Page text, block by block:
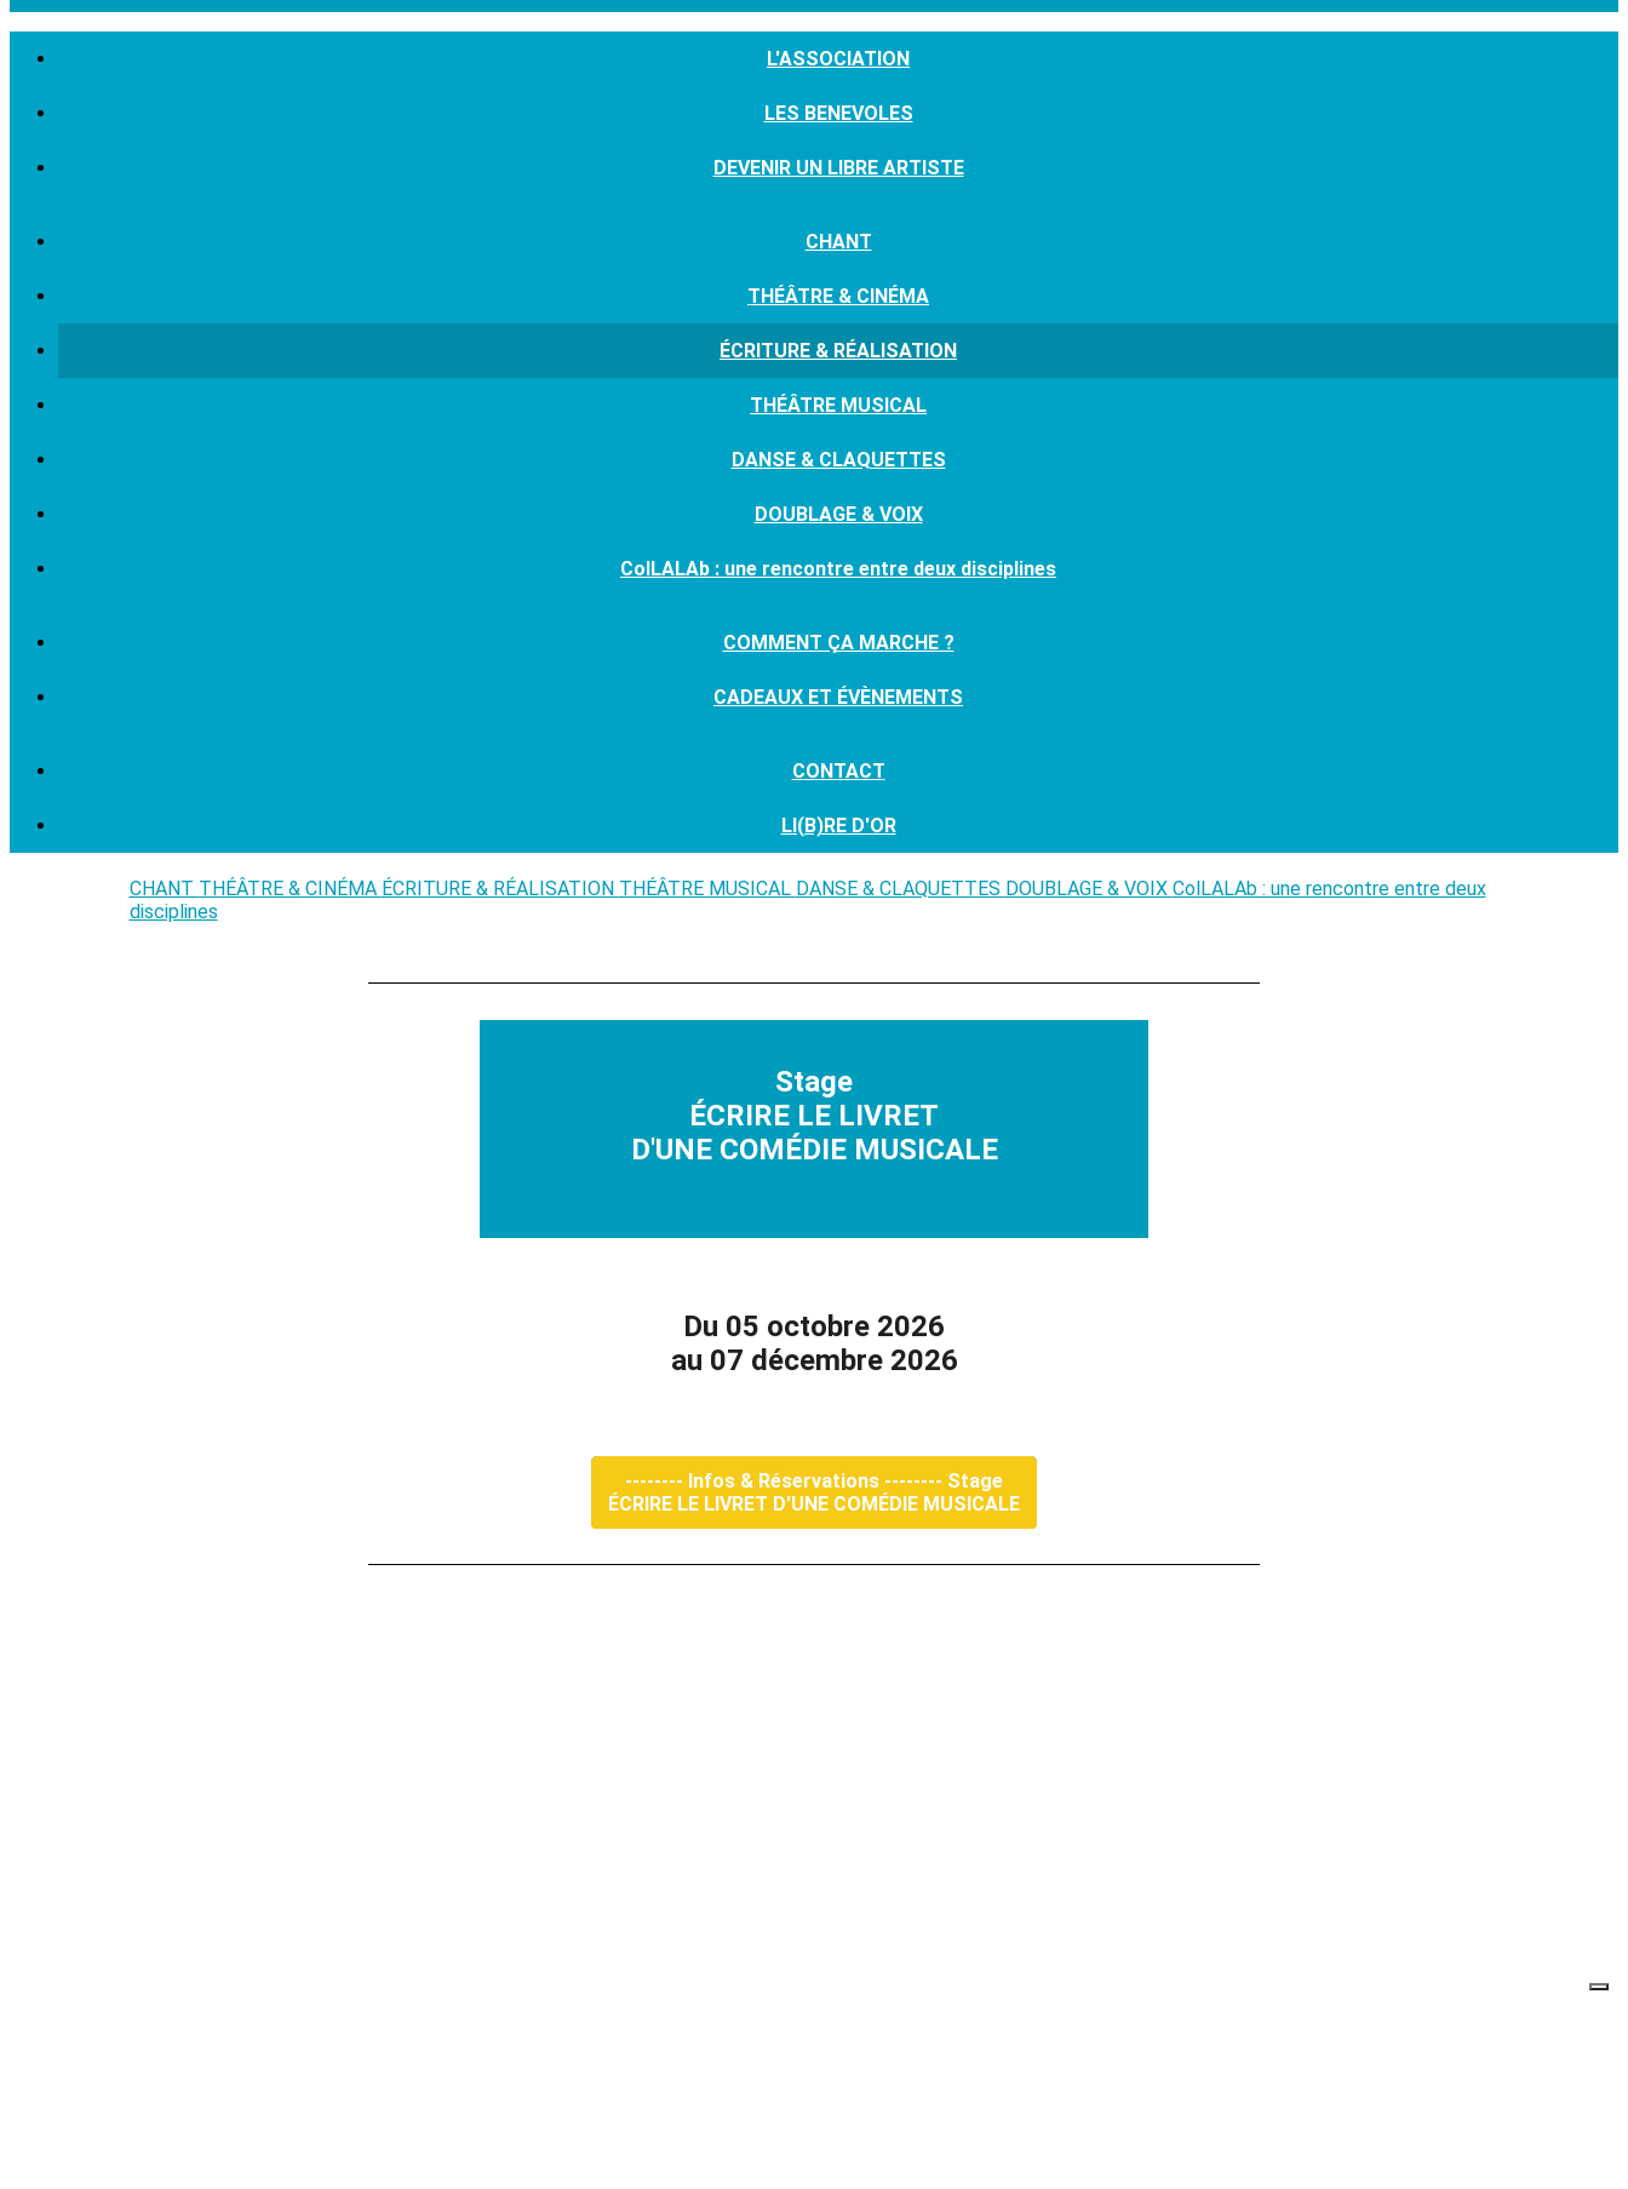
L'ASSOCIATION
LES BENEVOLES
DEVENIR UN LIBRE ARTISTE
CHANT
THÉÂTRE & CINÉMA
ÉCRITURE & RÉALISATION
THÉÂTRE MUSICAL
DANSE & CLAQUETTES
DOUBLAGE & VOIX
ColLALAb : une rencontre entre deux disciplines
COMMENT ÇA MARCHE ?
CADEAUX ET ÉVÈNEMENTS
CONTACT
LI(B)RE D'OR
CHANT THÉÂTRE & CINÉMA ÉCRITURE & RÉALISATION THÉÂTRE MUSICAL DANSE & CLAQUETTES DOUBLAGE & VOIX ColLALAb : une rencontre entre deux
disciplines
Stage
ÉCRIRE LE LIVRET
D'UNE COMÉDIE MUSICALE
Du 05 octobre 2026
au 07 décembre 2026
-------- Infos & Réservations -------- Stage
ÉCRIRE LE LIVRET D'UNE COMÉDIE MUSICALE